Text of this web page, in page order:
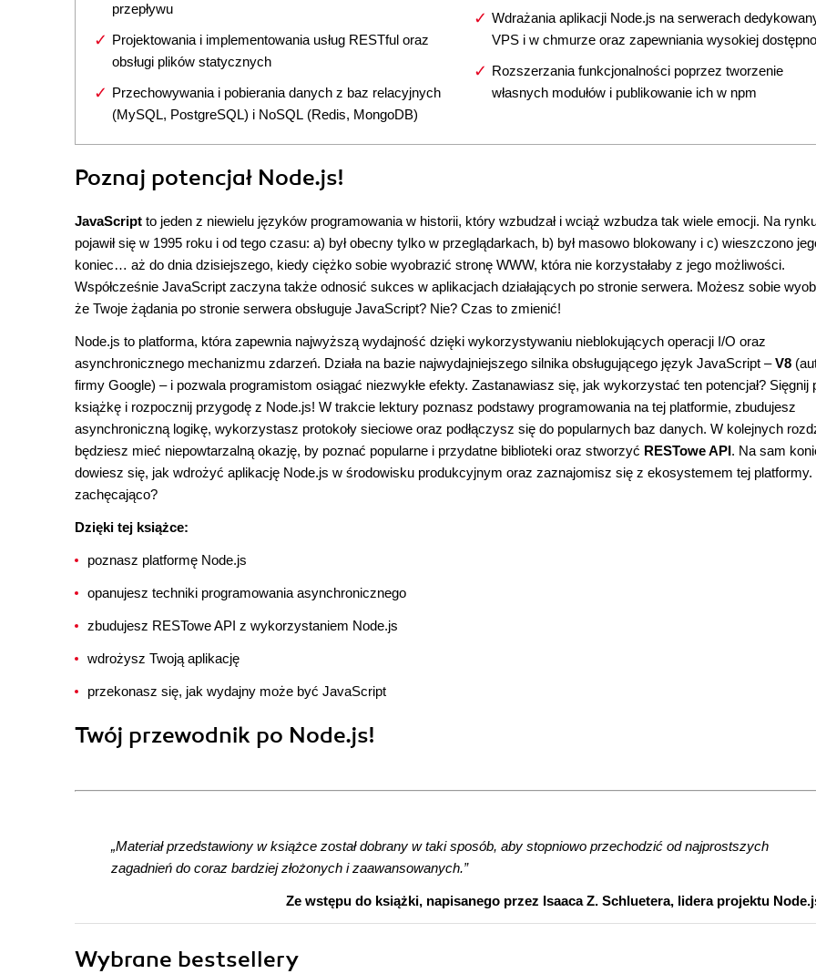
przepływu
Projektowania i implementowania usług RESTful oraz
obsługi plików statycznych
Przechowywania i pobierania danych z baz relacyjnych
(MySQL, PostgreSQL) i NoSQL (Redis, MongoDB)
Wdrażania aplikacji Node.js na serwerach
VPS i w chmurze oraz zapewniania wysokiej
Rozszerzania funkcjonalności poprzez tworzenie
własnych modułów i publikowanie ich w npm
Poznaj potencjał Node.js!
JavaScript to jeden z niewielu języków programowania w historii, który wzbudzał i wciąż wzbudza tak wiele emocji. Na
pojawił się w 1995 roku i od tego czasu: a) był obecny tylko w przeglądarkach, b) był masowo blokowany i c) wieszczono
koniec… aż do dnia dzisiejszego, kiedy ciężko sobie wyobrazić stronę WWW, która nie korzystałaby z jego możliwości.
Współcześnie JavaScript zaczyna także odnosić sukces w aplikacjach działających po stronie serwera. Możesz sobie
że Twoje żądania po stronie serwera obsługuje JavaScript? Nie? Czas to zmienić!
Node.js to platforma, która zapewnia najwyższą wydajność dzięki wykorzystywaniu nieblokujących operacji I/O oraz
asynchronicznego mechanizmu zdarzeń. Działa na bazie najwydajniejszego silnika obsługującego język JavaScript –V8
firmy Google) – i pozwala programistom osiągać niezwykłe efekty. Zastanawiasz się, jak wykorzystać ten potencjał? Sięgnij
książkę i rozpocznij przygodę z Node.js! W trakcie lektury poznasz podstawy programowania na tej platformie, zbudujesz
asynchroniczną logikę, wykorzystasz protokoły sieciowe oraz podłączysz się do popularnych baz danych. W kolejnych
będziesz mieć niepowtarzalną okazję, by poznać popularne i przydatne biblioteki oraz stworzyć RESTowe API. Na sam
dowiesz się, jak wdrożyć aplikację Node.js w środowisku produkcyjnym oraz zaznajomisz się z ekosystemem tej
zachęcająco?
Dzięki tej książce:
poznasz platformę Node.js
opanujesz techniki programowania asynchronicznego
zbudujesz RESTowe API z wykorzystaniem Node.js
wdrożysz Twoją aplikację
przekonasz się, jak wydajny może być JavaScript
Twój przewodnik po Node.js!
„Materiał przedstawiony w książce został dobrany w taki sposób, aby stopniowo przechodzić od najprostszych
zagadnień do coraz bardziej złożonych i zaawansowanych.”
Ze wstępu do książki, napisanego przez Isaaca Z. Schluetera, lidera projektu
Wybrane bestsellery